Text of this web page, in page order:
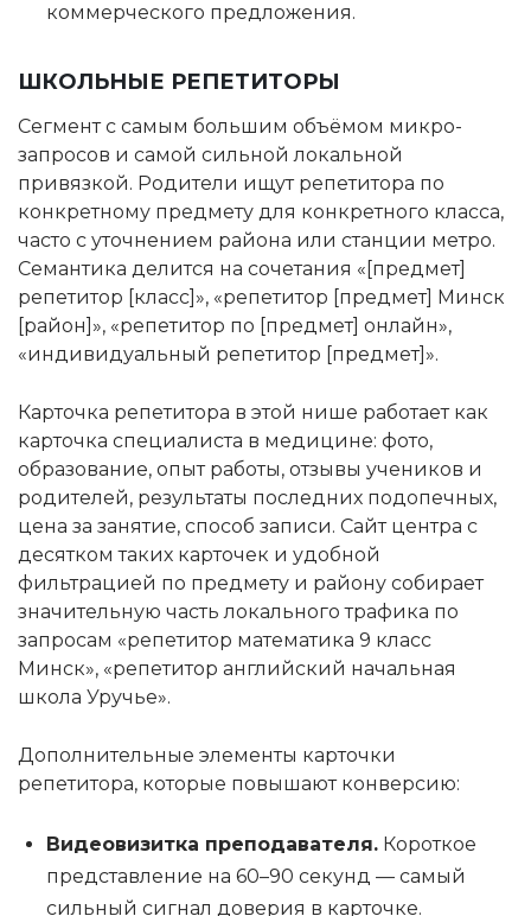
коммерческого предложения.
ШКОЛЬНЫЕ РЕПЕТИТОРЫ
Сегмент с самым большим объёмом микро-
запросов и самой сильной локальной
привязкой. Родители ищут репетитора по
конкретному предмету для конкретного класса,
часто с уточнением района или станции метро.
Семантика делится на сочетания «[предмет]
репетитор [класс]», «репетитор [предмет] Минск
[район]», «репетитор по [предмет] онлайн»,
«индивидуальный репетитор [предмет]».
Карточка репетитора в этой нише работает как
карточка специалиста в медицине: фото,
образование, опыт работы, отзывы учеников и
родителей, результаты последних подопечных,
цена за занятие, способ записи. Сайт центра с
десятком таких карточек и удобной
фильтрацией по предмету и району собирает
значительную часть локального трафика по
запросам «репетитор математика 9 класс
Минск», «репетитор английский начальная
школа Уручье».
Дополнительные элементы карточки
репетитора, которые повышают конверсию:
Видеовизитка преподавателя. Короткое
представление на 60–90 секунд — самый
сильный сигнал доверия в карточке.